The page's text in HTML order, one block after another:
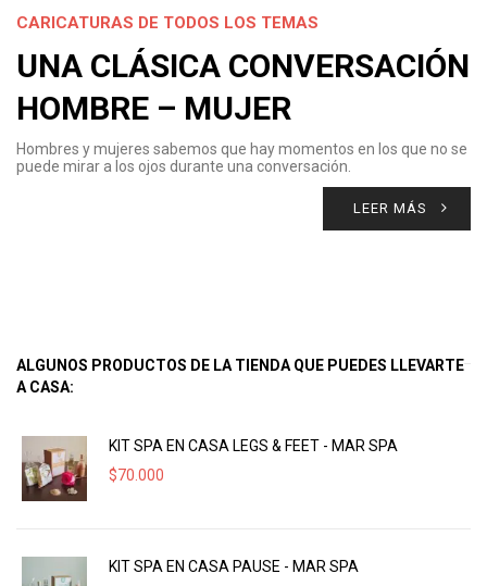
CARICATURAS DE TODOS LOS TEMAS
UNA CLÁSICA CONVERSACIÓN
HOMBRE – MUJER
Hombres y mujeres sabemos que hay momentos en los que no se
puede mirar a los ojos durante una conversación.
LEER MÁS
ALGUNOS PRODUCTOS DE LA TIENDA QUE PUEDES LLEVARTE
A CASA:
KIT SPA EN CASA LEGS & FEET - MAR SPA
$70.000
KIT SPA EN CASA PAUSE - MAR SPA